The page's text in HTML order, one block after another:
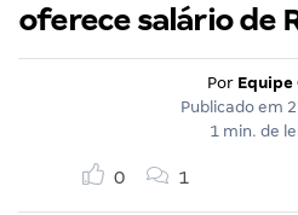
oferece salário de
Por Equipe
Publicado em
1 min. de
0 1